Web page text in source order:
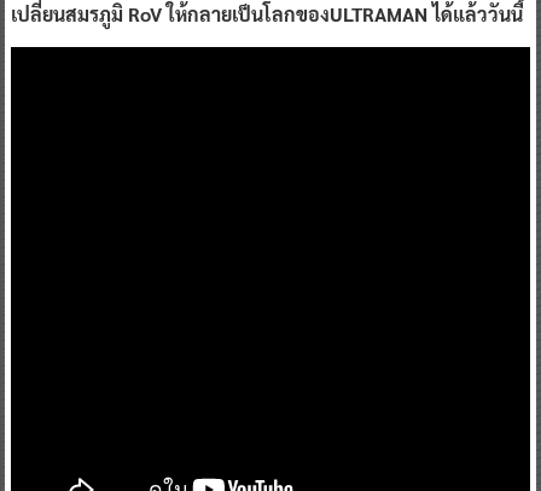
เปลี่ยนสมรภูมิ RoV ให้กลายเป็นโลกของULTRAMAN ได้แล้ววันนี้